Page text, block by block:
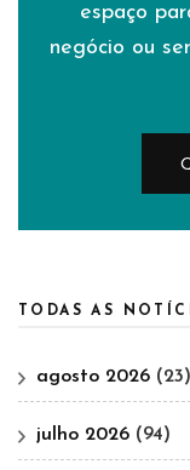
espaço
negócio ou
TODAS AS
agosto 2026 (23)
julho 2026 (94)